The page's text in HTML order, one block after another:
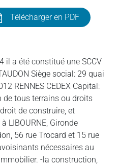
Télécharger en PDF
il a été constitué une SCCV
Siège social: 29 quai
RENNES CEDEX Capital:
de tous terrains ou droits
de construire, et
LIBOURNE, Gironde
56 rue Trocard et 15 rue
nécessaires au
-la construction,